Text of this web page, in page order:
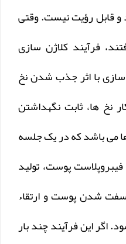
و قابل رؤیت نیست. وقتی
فرآیند کلاژن سازی
با اثر جذب شدن نخ
نخ ها، ثابت نگهداشتن
می باشد که در یک جلسه
پوست، تولید
شدن پوست و ارتقاء
این فرآیند چند بار